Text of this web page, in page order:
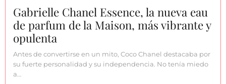
Gabrielle Chanel Essence, la nueva eau
de parfum de la Maison, más vibrante y
opulenta
Antes de convertirse en un mito, Coco Chanel destacaba por
su fuerte personalidad y su independencia. No tenía miedo
a…